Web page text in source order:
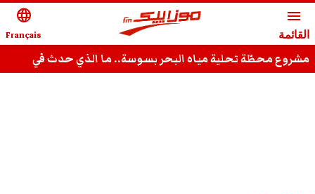
menu
القائمة
language
Français
مشروع محطّة تحلية مياه البحر بسوسة.. ما الذي حدث في